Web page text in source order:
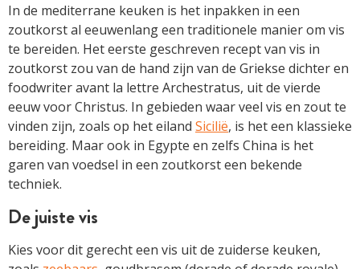
In de mediterrane keuken is het inpakken in een
zoutkorst al eeuwenlang een traditionele manier om vis
te bereiden. Het eerste geschreven recept van vis in
zoutkorst zou van de hand zijn van de Griekse dichter en
food­writer avant la lettre ­Archestratus, uit de vierde
eeuw voor Christus. In gebieden waar veel vis en zout te
vinden zijn, zoals op het eiland Sicilië, is het een klassieke
bereiding. Maar ook in Egypte en zelfs China is het
garen van voedsel in een zoutkorst een bekende
techniek.
De juiste vis
Kies voor dit gerecht een vis uit de zuiderse keuken,